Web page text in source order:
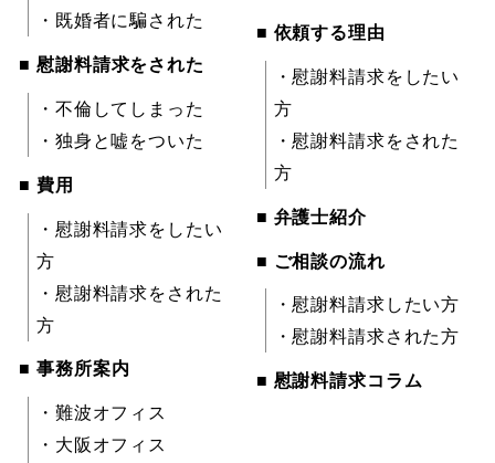
・既婚者に騙された
■ 慰謝料請求をされた
・不倫してしまった
・独身と嘘をついた
■ 費用
・慰謝料請求をしたい
方
・慰謝料請求をされた
方
■ 事務所案内
・難波オフィス
・大阪オフィス
■ 依頼する理由
・慰謝料請求をしたい
方
・慰謝料請求をされた
方
■ 弁護士紹介
■ ご相談の流れ
・慰謝料請求したい方
・慰謝料請求された方
■ 慰謝料請求コラム